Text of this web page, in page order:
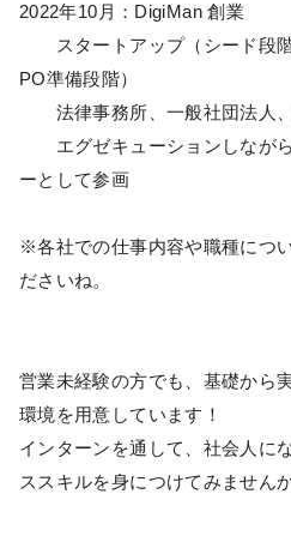
2022年10月：DigiMan 創業
スタートアップ（シード段階
PO準備段階）
法律事務所、一般社団法人
エグゼキューションしなが
ーとして参画
※各社での仕事内容や職種につ
ださいね。
営業未経験の方でも、基礎から
環境を用意しています！
インターンを通して、社会人に
ススキルを身につけてみません